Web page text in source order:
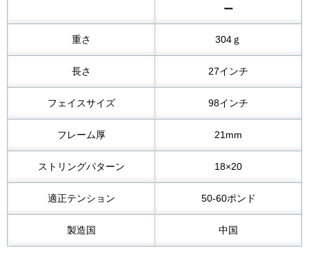
ー
重さ 304ｇ
長さ 27インチ
フェイスサイズ 98インチ
フレーム厚 21mm
ストリングパターン 18×20
適正テンション 50-60ポンド
製造国 中国